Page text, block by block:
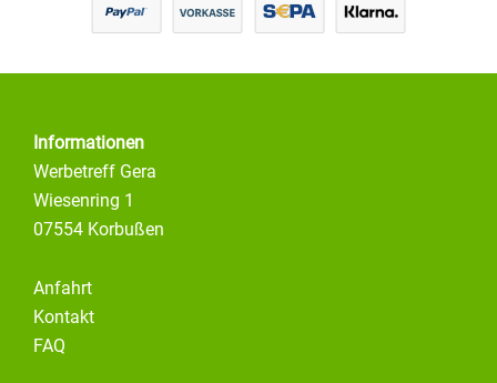
Informationen
Werbetreff Gera
Wiesenring 1
07554 Korbußen
Anfahrt
Kontakt
FAQ